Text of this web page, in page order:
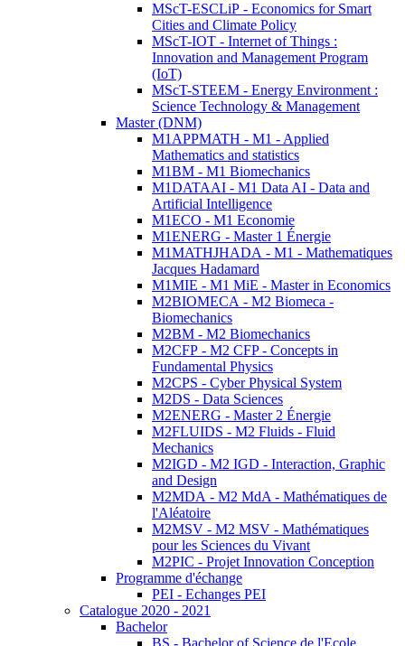
MScT-ESCLiP - Economics for Smart
Cities and Climate Policy
MScT-IOT - Internet of Things :
Innovation and Management Program
(IoT)
MScT-STEEM - Energy Environment :
Science Technology & Management
Master (DNM)
M1APPMATH - M1 - Applied
Mathematics and statistics
M1BM - M1 Biomechanics
M1DATAAI - M1 Data AI - Data and
Artificial Intelligence
M1ECO - M1 Economie
M1ENERG - Master 1 Énergie
M1MATHJHADA - M1 - Mathematiques
Jacques Hadamard
M1MIE - M1 MiE - Master in Economics
M2BIOMECA - M2 Biomeca -
Biomechanics
M2BM - M2 Biomechanics
M2CFP - M2 CFP - Concepts in
Fundamental Physics
M2CPS - Cyber Physical System
M2DS - Data Sciences
M2ENERG - Master 2 Énergie
M2FLUIDS - M2 Fluids - Fluid
Mechanics
M2IGD - M2 IGD - Interaction, Graphic
and Design
M2MDA - M2 MdA - Mathématiques de
l'Aléatoire
M2MSV - M2 MSV - Mathématiques
pour les Sciences du Vivant
M2PIC - Projet Innovation Conception
Programme d'échange
PEI - Echanges PEI
Catalogue 2020 - 2021
Bachelor
BS - Bachelor of Science de l'Ecole